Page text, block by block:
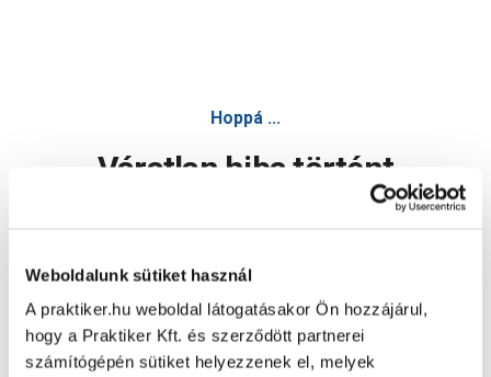
Weboldalunk sütiket használ
A praktiker.hu weboldal látogatásakor Ön hozzájárul,
hogy a Praktiker Kft. és szerződött partnerei
számítógépén sütiket helyezzenek el, melyek
Hoppá ...
Váratlan hiba történt
Oldal újratöltése